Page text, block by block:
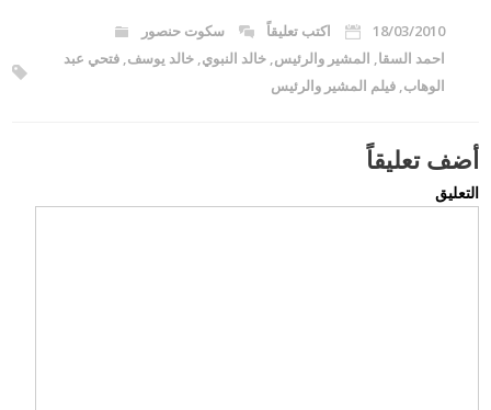
18/03/2010 اكتب تعليقاً
سكوت حنصور
احمد السقا, المشير والرئيس,خالد النبوي,خالد يوسف,فتحي عبد
الوهاب,فيلم المشير والرئيس
أضف تعليقاً
التعليق